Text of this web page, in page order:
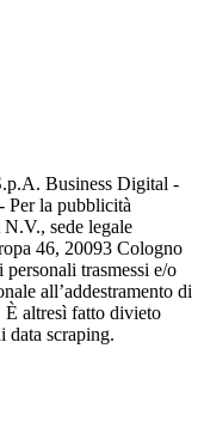
Business Digital -
Per la pubblicità
sede legale
46, 20093 Cologno
trasmessi e/o
all’addestramento di
È altresì fatto divieto
data scraping.